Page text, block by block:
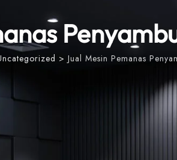
> Jual Mesin Pemanas